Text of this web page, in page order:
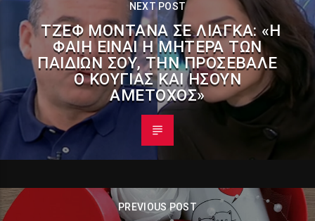
NEXT POST
ΤΖΕΦ ΜΟΝΤΆΝΑ ΣΕ ΛΙΆΓΚΑ: «Η
ΦΑΊΗ ΕΊΝΑΙ Η ΜΗΤΈΡΑ ΤΩΝ
ΠΑΙΔΙΏΝ ΣΟΥ, ΤΗΝ ΠΡΟΣΈΒΑΛΕ
Ο ΚΟΎΓΙΑΣ ΚΑΙ ΉΣΟΥΝ
ΑΜΈΤΟΧΟΣ»
PREVIOUS POST